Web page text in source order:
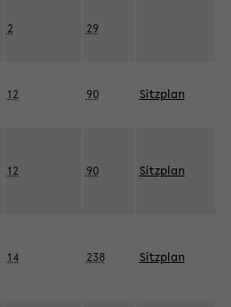
2 29
12 90 Sitzplan
12 90 Sitzplan
14 238 Sitzplan